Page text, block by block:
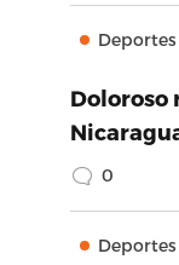
Deportes
Doloroso
0
Deportes